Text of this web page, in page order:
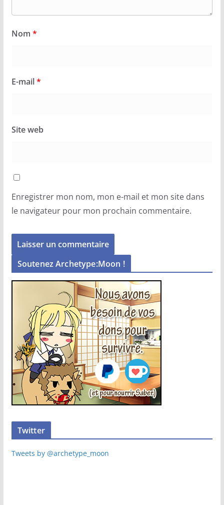
Nom *
E-mail*
Site web
Enregistrer mon nom, mon e-mail et mon site dans
le navigateur pour mon prochain commentaire.
Soutenez Archetype:Moon !
Twitter
Tweets by @archetype_moon